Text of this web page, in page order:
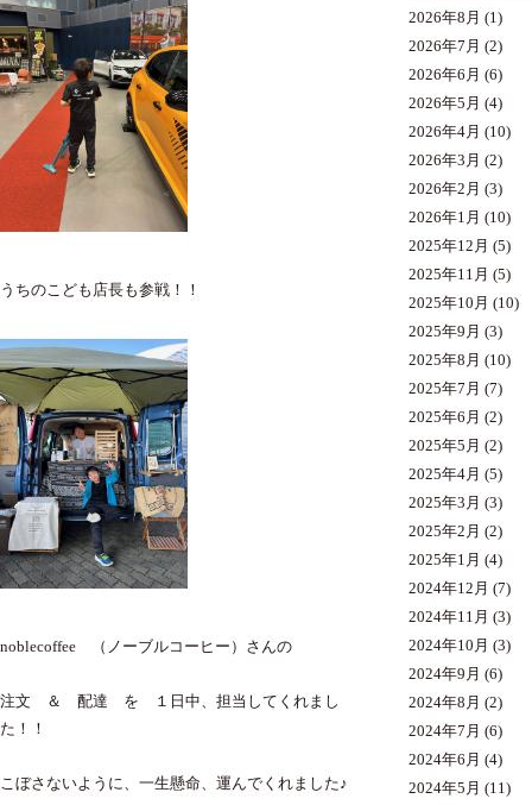
うちのこども店長も参戦！！
noblecoffee （ノーブルコーヒー）さんの
注文 ＆ 配達 を １日中、担当してくれまし
た！！
こぼさないように、一生懸命、運んでくれました♪
2026年8月 (1)
2026年7月 (2)
2026年6月 (6)
2026年5月 (4)
2026年4月 (10)
2026年3月 (2)
2026年2月 (3)
2026年1月 (10)
2025年12月 (5)
2025年11月 (5)
2025年10月 (10)
2025年9月 (3)
2025年8月 (10)
2025年7月 (7)
2025年6月 (2)
2025年5月 (2)
2025年4月 (5)
2025年3月 (3)
2025年2月 (2)
2025年1月 (4)
2024年12月 (7)
2024年11月 (3)
2024年10月 (3)
2024年9月 (6)
2024年8月 (2)
2024年7月 (6)
2024年6月 (4)
2024年5月 (11)